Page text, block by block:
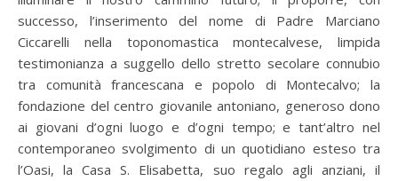
successo, l’inserimento del nome di Padre Marciano
Ciccarelli nella toponomastica montecalvese, limpida
testimonianza a suggello dello stretto secolare connubio
tra comunità francescana e popolo di Montecalvo; la
fondazione del centro giovanile antoniano, generoso dono
ai giovani d’ogni luogo e d’ogni tempo; e tant’altro nel
contemporaneo svolgimento di un quotidiano esteso tra
l’Oasi, la Casa S. Elisabetta, suo regalo agli anziani, il